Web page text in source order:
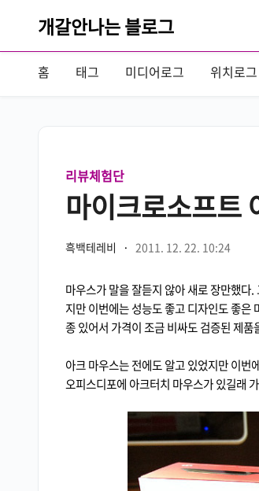
개갈안나는 블로그
홈 태그 미디어로그 위치로그
리뷰체험단
마이크로소프트
흑백테레비 · 2011. 12. 22. 10:24
마우스가 말을 잘듣지 않아 새로 장만했
지만 이번에는 성능도 좋고 디자인도 좋
종 있어서 가격이 조금 비싸도 검증된 제
아크 마우스는 전에도 알고 있었지만 이번
오피스디포에 아크터치 마우스가 있길래